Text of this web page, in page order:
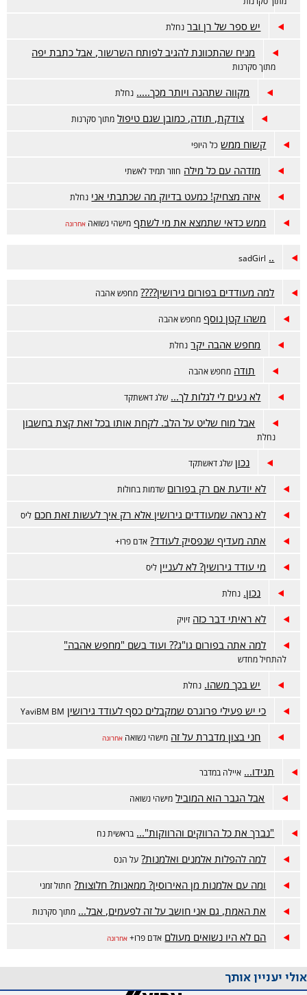
יש ספר של רן ובר נחלת
מניח שהתכוונת להגיב לפותח השרשור, אבל כתבת יפה
מתוך סקרנות
מקווה שתהנה ויותר מכך..... נחלת
צודקת, תודה, כמובן שגם טיפול מתוך סקרנות
קשוח ממש כל היופי
מזדהה עם כל מילה חוזר תמיד לאשתי
איזה מצחיק! כמעט בדיוק מה שכתבתי אני נחלת
ממש כדאי שתמצא את מי לשתף מישהי נשואה אחרונה
..
sadGirl
למה מעודדים בפורום גירושין???? מחפש אהבה
משהו קטן נוסף מחפש אהבה
מחפש אהבה יקר נחלת
תודה מחפש אהבה
לא נעים לי לגלות לך... שלג דאשתקד
אבל מוח שליט על הלב. לקחת אותו בכל זאת קצת בחשבון
נחלת
נכון שלג דאשתקד
לא יודעת אם רק בפורום שדמות בחולות
לא נראה שמעודדים גירושין אלא רק איך לעשות זאת חכם ליס
אתה מעדיף שנפסיק לעודד? אדם פרו+
מי עודד גירושין? לא לעניין ליס
נכון. נחלת
לא ראיתי דבר כזה זיויק
למה אתה בפורום גו"ג?? ועוד בשם "מחפש אהבה"
להתחיל מחדש
יש בכך משהו. נחלת
כי יש פעילי פרוגרס שמקבלים כסף לעודד גירושין YaviBM BM
חני בצון מדברת על זה מישהי נשואה אחרונה
תגידו... איילה במדבר
אבל הגבר הוא המוביל מישהי נשואה
"נברך את כל הרווקים והרווקות"... בראשית נח
למה להפלות אלמנים ואלמנות? על הנס
ומה עם אלמנות מן האירוסין? ממאנות? חלוצות? חתול זמני
את האמת, גם אני חושב על זה לפעמים, אבל... מתוך סקרנות
הם לא היו נשואים מעולם אדם פרו+ אחרונה
אולי יעניין אותך